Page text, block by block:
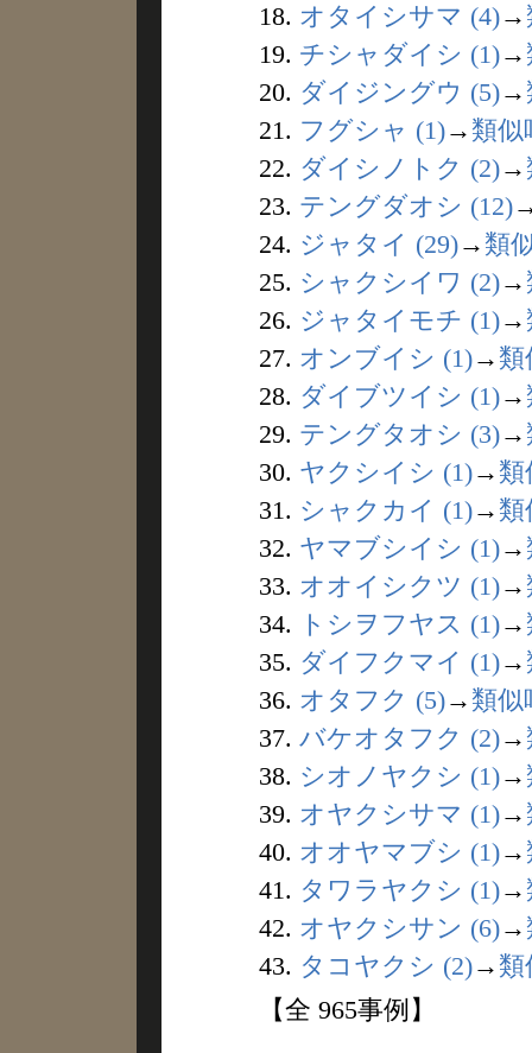
18. オタイシサマ (4)→
19. チシャダイシ (1)→
20. ダイジングウ (5)→
21. フグシャ (1)→ 類似
22. ダイシノトク (2)→
23. テングダオシ (12)
24. ジャタイ (29)→ 類
25. シャクシイワ (2)→
26. ジャタイモチ (1)→
27. オンブイシ (1)→ 類
28. ダイブツイシ (1)→
29. テングタオシ (3)→
30. ヤクシイシ (1)→ 類
31. シャクカイ (1)→ 類
32. ヤマブシイシ (1)→
33. オオイシクツ (1)→
34.
トシヲフヤス (1)→
35. ダイフクマイ (1)→
36. オタフク (5)→ 類似
37. バケオタフク (2)→
38. シオノヤクシ (1)→
39. オヤクシサマ (1)→
40. オオヤマブシ (1)→
41. タワラヤクシ (1)→
42. オヤクシサン (6)→
43. タコヤクシ (2)→ 類
【全 965事例】